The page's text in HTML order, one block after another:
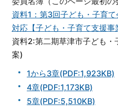
資料1：第3回子ども・子育
対応【子ども・子育て支援
資料2:第二期草津市子ども・
案)
1から3章(PDF:1,923KB)
4章(PDF:1,173KB)
5章(PDF:5,510KB)